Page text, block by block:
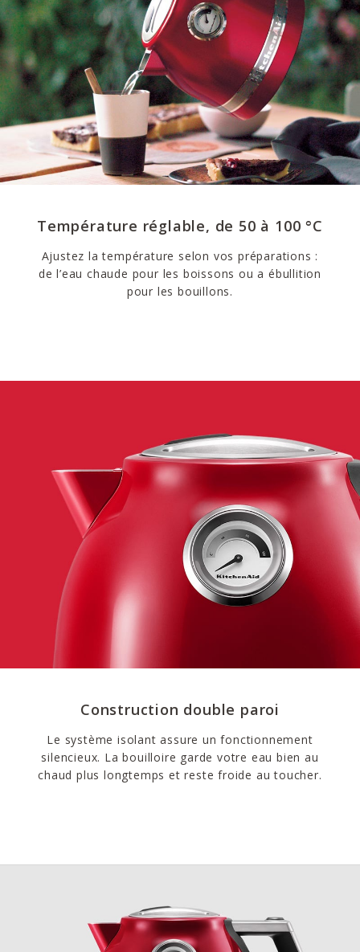
Température réglable, de 50 à 100 °C
Ajustez la température selon vos préparations :
de l’eau chaude pour les boissons ou a ébullition
pour les bouillons.
Construction double paroi
Le système isolant assure un fonctionnement
silencieux. La bouilloire garde votre eau bien au
chaud plus longtemps et reste froide au toucher.